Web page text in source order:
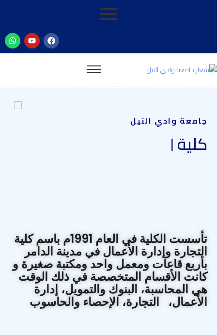
جامعة وادي النيل
كلية |
تأسست الكلية في العام 1991م باسم كلية
التجارة وإدارة الأعمال في مدينة الدامر
بأربع قاعات ومعمل واحد ومكتبة صغيرة و
كانت الأقسام المتخصصة في ذلك الوقت
هي المحاسبة، البنوك والتمويل، إدارة
الأعمال، التجارة، الإحصاء والحاسوب